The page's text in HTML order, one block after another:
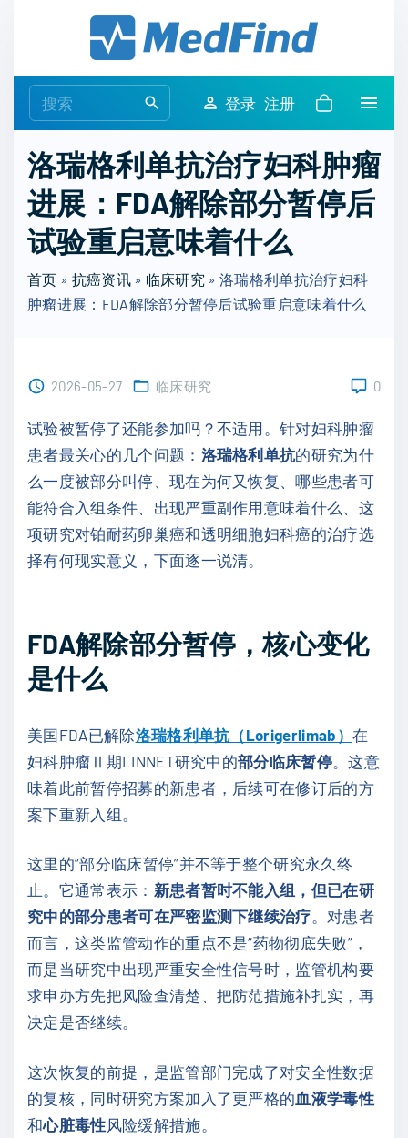
e
r
c
h
f
r
登录 注册
洛瑞格利单抗治疗妇科肿瘤
进展：FDA解除部分暂停后
试验重启意味着什么
首页 » 抗癌资讯» 临床研究 »洛瑞格利单抗治疗妇科
肿瘤进展：FDA解除部分暂停后试验重启意味着什么
2026-05-27 临床研究 0
试验被暂停了还能参加吗？ 不适用。针对妇科肿瘤
患者最关心的几个问题： 洛瑞格利单抗的研究为什
么一度被部分叫停、现在为何又恢复、哪些患者可
能符合入组条件、出现严重副作用意味着什么、这
项研究对铂耐药卵巢癌和透明细胞妇科癌的治疗选
择有何现实意义，下面逐一说清。
FDA解除部分暂停，核心变化
是什么
美国FDA已解除洛瑞格利单抗（Lorigerlimab） 在
妇科肿瘤Ⅱ期LINNET研究中的部分临床暂停 。这意
味着此前暂停招募的新患者，后续可在修订后的方
案下重新入组。
这里的“部分临床暂停”并不等于整个研究永久终
止。它通常表示： 新患者暂时不能入组，但已在研
究中的部分患者可在严密监测下继续治疗。对患者
而言，这类监管动作的重点不是“药物彻底失败”，
而是当研究中出现严重安全性信号时，监管机构要
求申办方先把风险查清楚、把防范措施补扎实，再
决定是否继续。
这次恢复的前提，是监管部门完成了对安全性数据
的复核，同时研究方案加入了更严格的血液学毒性
和心脏毒性风险缓解措施。